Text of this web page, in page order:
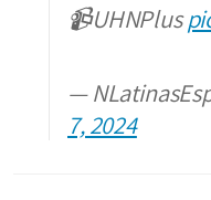
📹UHNPlus
—
7, 2024